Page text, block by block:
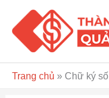
nội
Trang chủ » Chữ ký số